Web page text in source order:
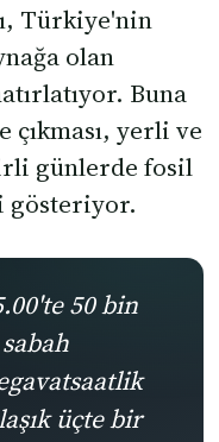
Türkiye'nin
olan
Buna
çıkması, yerli ve
günlerde fosil
gösteriyor.
50 bin
üçte bir